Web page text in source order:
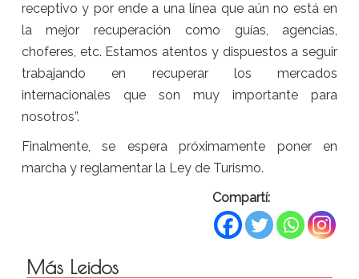
receptivo y por ende a una línea que aún no está en
la mejor recuperación como guías, agencias,
choferes, etc. Estamos atentos y dispuestos a seguir
trabajando en recuperar los mercados
internacionales que son muy importante para
nosotros”.
Finalmente, se espera próximamente poner en
marcha y reglamentar la Ley de Turismo.
Compartí:
Más Leidos